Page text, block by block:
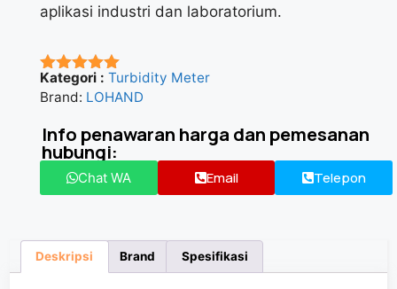
aplikasi industri dan laboratorium.
★★★★★
Kategori : Turbidity Meter
Brand: LOHAND
Info penawaran harga dan pemesanan
hubungi:
Chat WA Email Telepon
Deskripsi Brand Spesifikasi